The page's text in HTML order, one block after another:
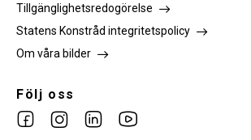
Tillgänglighetsredogörelse
Statens Konstråd integritetspolicy
Om våra bilder
Följ oss